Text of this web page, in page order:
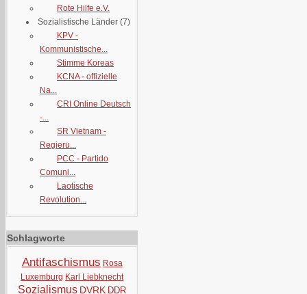
Rote Hilfe e.V.
Sozialistische Länder (7)
KPV -
Kommunistische...
Stimme Koreas
KCNA - offizielle
Na...
CRI Online Deutsch
-...
SR Vietnam -
Regieru...
PCC - Partido
Comuni...
Laotische
Revolution...
Schlagworte
Antifaschismus Rosa
Luxemburg Karl Liebknecht
Sozialismus DVRK DDR